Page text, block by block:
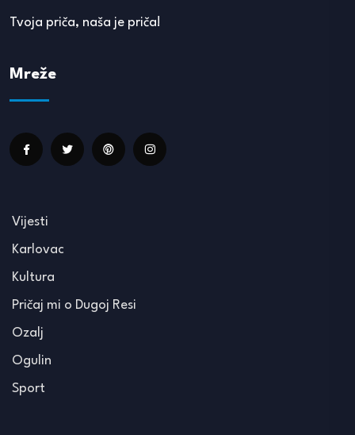
Tvoja priča, naša je priča!
Mreže
Vijesti
Karlovac
Kultura
Pričaj mi o Dugoj Resi
Ozalj
Ogulin
Sport